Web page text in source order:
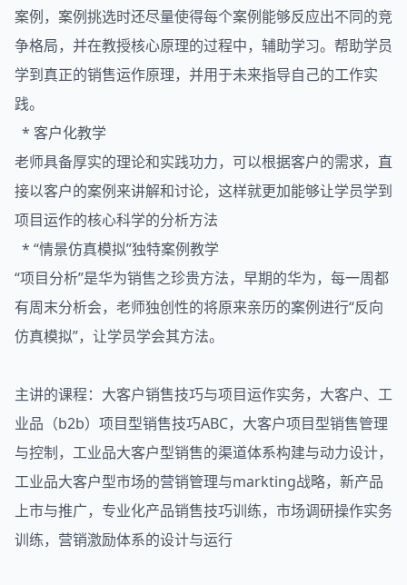
案例，案例挑选时还尽量使得每个案例能够反应出不同的竞
争格局，并在教授核心原理的过程中，辅助学习。帮助学员
学到真正的销售运作原理，并用于未来指导自己的工作实
践。
* 客户化教学
老师具备厚实的理论和实践功力，可以根据客户的需求，直
接以客户的案例来讲解和讨论，这样就更加能够让学员学到
项目运作的核心科学的分析方法
* “情景仿真模拟”独特案例教学
“项目分析”是华为销售之珍贵方法，早期的华为，每一周都
有周末分析会，老师独创性的将原来亲历的案例进行“反向
仿真模拟”，让学员学会其方法。
主讲的课程：大客户销售技巧与项目运作实务，大客户、工
业品（b2b）项目型销售技巧ABC，大客户项目型销售管理
与控制，工业品大客户型销售的渠道体系构建与动力设计，
工业品大客户型市场的营销管理与markting战略，新产品
上市与推广，专业化产品销售技巧训练，市场调研操作实务
训练，营销激励体系的设计与运行